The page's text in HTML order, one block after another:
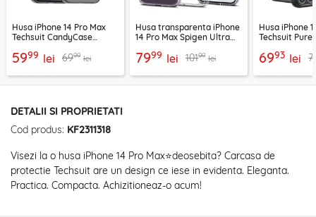
Husa iPhone 14 Pro Max
Techsuit CandyCase
5999 lei 6999 lei
Husa transparenta iPhone
14 Pro Max Spigen Ultra
7999 lei 10199 lei
Husa iPhone
Techsuit
6993 lei
DETALII SI PROPRIETATI
Cod produs: KF2311318
Visezi la o husa iPhone 14 Pro Max⭐deosebita? Carcasa de
protectie Techsuit are un design ce iese in evidenta. Eleganta.
Practica. Compacta. Achizitioneaz-o acum!